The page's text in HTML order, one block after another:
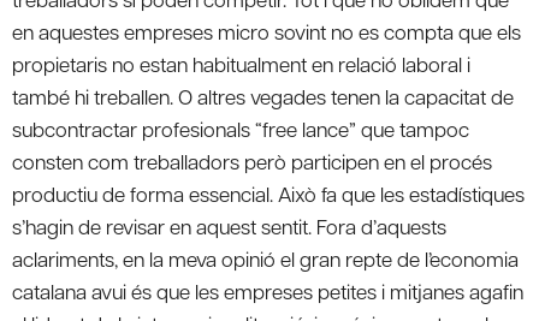
en aquestes empreses micro sovint no es compta que els
propietaris no estan habitualment en relació laboral i
també hi treballen. O altres vegades tenen la capacitat de
subcontractar profesionals “free lance” que tampoc
consten com treballadors però participen en el procés
productiu de forma essencial. Això fa que les estadístiques
s’hagin de revisar en aquest sentit. Fora d’aquests
aclariments, en la meva opinió el gran repte de l’economia
catalana avui és que les empreses petites i mitjanes agafin